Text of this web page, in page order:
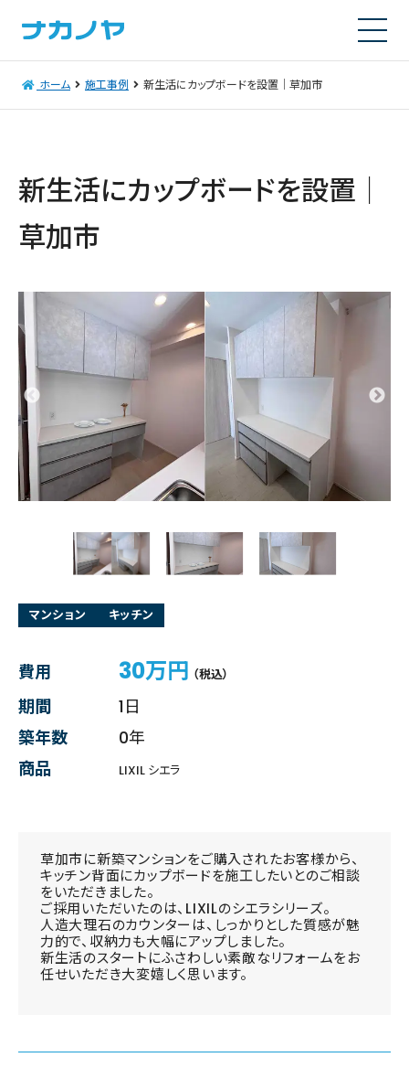
ホーム 施工事例 新生活にカップボードを設置│草加市
新生活にカップボードを設置│
草加市
マンション キッチン
費用 30万円 （税込）
期間
1日
築年数
0年
商品
LIXIL シエラ
草加市に新築マンションをご購入されたお客様から、
キッチン背面にカップボードを施工したいとのご相談
をいただきました。
ご採用いただいたのは、LIXILのシエラシリーズ。
人造大理石のカウンターは、しっかりとした質感が魅
力的で、収納力も大幅にアップしました。
新生活のスタートにふさわしい素敵なリフォームをお
任せいただき大変嬉しく思います。